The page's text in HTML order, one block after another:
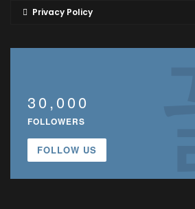
Privacy Policy
30,000
FOLLOWERS
FOLLOW US